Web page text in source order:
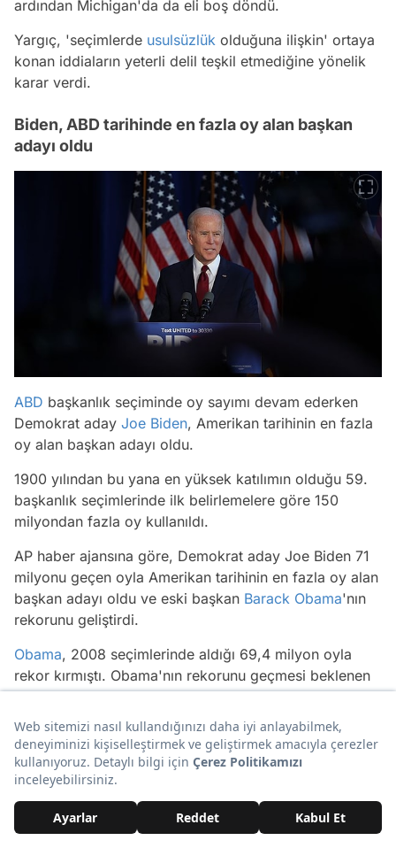
ardından Michigan'da da eli boş döndü.
Yargıç, 'seçimlerde usulsüzlük olduğuna ilişkin' ortaya
konan iddiaların yeterli delil teşkil etmediğine yönelik
karar verdi.
Biden, ABD tarihinde en fazla oy alan başkan
adayı oldu
ABD başkanlık seçiminde oy sayımı devam ederken
Demokrat aday Joe Biden, Amerikan tarihinin en fazla
oy alan başkan adayı oldu.
1900 yılından bu yana en yüksek katılımın olduğu 59.
başkanlık seçimlerinde ilk belirlemelere göre 150
milyondan fazla oy kullanıldı.
AP haber ajansına göre, Demokrat aday Joe Biden 71
milyonu geçen oyla Amerikan tarihinin en fazla oy alan
başkan adayı oldu ve eski başkan Barack Obama'nın
rekorunu geliştirdi.
Obama, 2008 seçimlerinde aldığı 69,4 milyon oyla
rekor kırmıştı. Obama'nın rekorunu geçmesi beklenen
ABDBaşkanıDonald Trumpise 68,1 milyon oya ulaştı.
Joe Biden'dan 'sabırlı olun' açıklaması
Be patient, folks. Votes are being counted, and we feel
— Joe Biden (@JoeBiden)November 5, 2020
Demokrat Parti'nin başkan adayıJoe Biden,Twitter